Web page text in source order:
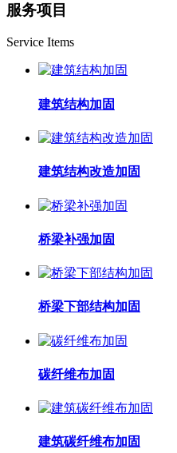
服务项目
Service Items
建筑结构加固
建筑结构改造加固
桥梁补强加固
桥梁下部结构加固
碳纤维布加固
建筑碳纤维布加固